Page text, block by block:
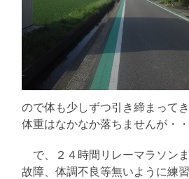
ので体も少しずつ引き締まって
体重はなかなか落ちませんが・・
で、２４時間リレーマラソン
故障、体調不良等無いように練